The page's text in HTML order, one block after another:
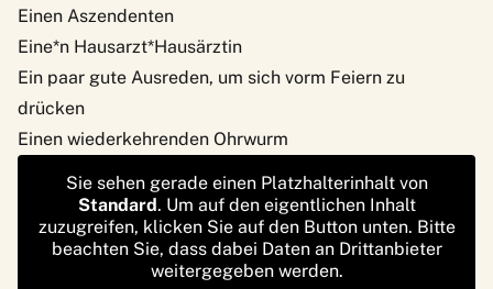
Einen Aszendenten
Eine*n Hausarzt*Hausärztin
Ein paar gute Ausreden, um sich vorm Feiern zu
drücken
Einen wiederkehrenden Ohrwurm
Sie sehen gerade einen Platzhalterinhalt von
Standard. Um auf den eigentlichen Inhalt
zuzugreifen, klicken Sie auf den Button unten. Bitte
beachten Sie, dass dabei Daten an Drittanbieter
weitergegeben werden.